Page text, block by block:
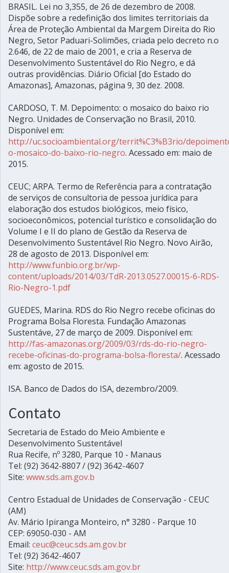
BRASIL. Lei no 3,355, de 26 de dezembro de 2008.
Dispõe sobre a redefinição dos limites territoriais da
Área de Proteção Ambiental da Margem Direita do Rio
Negro, Setor Paduari-Solimões, criada pelo decreto n.o
2.646, de 22 de maio de 2001, e cria a Reserva de
Desenvolvimento Sustentável do Rio Negro, e dá
outras providências. Diário Oficial [do Estado do
Amazonas], Amazonas, página 9, 30 dez. 2008.
CARDOSO, T. M. Depoimento: o mosaico do baixo rio
Negro. Unidades de Conservação no Brasil, 2010.
Disponível em:
http://uc.socioambiental.org/territ%C3%B3rio/
o-mosaico-do-baixo-rio-negro. Acessado em: maio de
2015.
CEUC; ARPA. Termo de Referência para a contratação
de serviços de consultoria de pessoa jurídica para
elaboração dos estudos biológicos, meio físico,
socioeconômicos, potencial turístico e consolidação do
Volume I e II do plano de Gestão da Reserva de
Desenvolvimento Sustentável Rio Negro. Novo Airão,
28 de agosto de 2013. Disponível em:
http://www.funbio.org.br/wp-
content/uploads/2014/03/TdR-2013.0527.00015-6-RDS-
Rio-Negro-1.pdf
GUEDES, Marina. RDS do Rio Negro recebe oficinas do
Programa Bolsa Floresta. Fundação Amazonas
Sustentáve, 27 de março de 2009. Disponível em:
http://fas-amazonas.org/2009/03/rds-do-rio-negro-
recebe-oficinas-do-programa-bolsa-floresta/. Acessado
em: agosto de 2015.
ISA. Banco de Dados do ISA, dezembro/2009.
Contato
Secretaria de Estado do Meio Ambiente e
Desenvolvimento Sustentável
Rua Recife, nº 3280, Parque 10 - Manaus
Tel: (92) 3642-8807 / (92) 3642-4607
Site: www.sds.am.gov.b
Centro Estadual de Unidades de Conservação - CEUC
(AM)
Av. Mário Ipiranga Monteiro, n° 3280 - Parque 10
CEP: 69050-030 - AM
Email: ceuc@ceuc.sds.am.gov.br
Tel: (92) 3642-4607
Site: http://www.ceuc.sds.am.gov.br